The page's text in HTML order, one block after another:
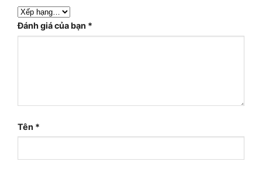
Đánh giá của bạn *
Tên *